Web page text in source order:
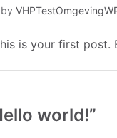
by
is your first
world!”